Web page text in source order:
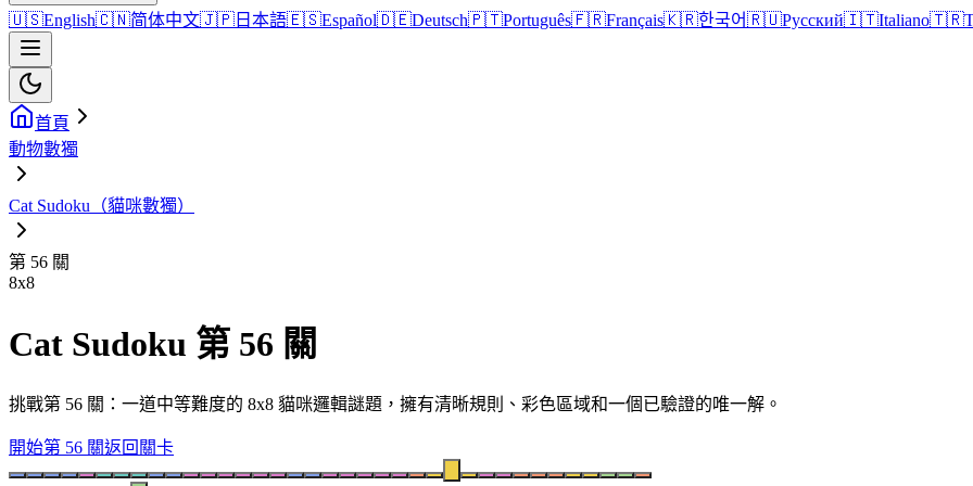
🇺🇸English🇨🇳简体中文🇯🇵 日本語🇪🇸Español🇩🇪Deutsch🇵🇹Português🇫🇷Français🇰🇷한국어🇷🇺Русский🇮🇹Italiano🇹🇷
首頁
動物數獨
Cat Sudoku（貓咪數獨）
第 56 關
8x8
Cat Sudoku 第 56 關
挑戰第 56 關：一道中等難度的 8x8 貓咪邏輯謎題，擁有清晰規則、彩色區域和一個已驗證的唯一解。
開始第 56 關返回關卡